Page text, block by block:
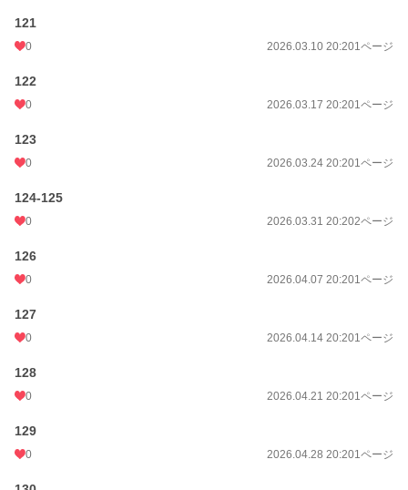
121
0 2026.03.10 20:201ページ
122
0 2026.03.17 20:201ページ
123
0 2026.03.24 20:201ページ
124-125
0 2026.03.31 20:202ページ
126
0 2026.04.07 20:201ページ
127
0 2026.04.14 20:201ページ
128
0 2026.04.21 20:201ページ
129
0 2026.04.28 20:201ページ